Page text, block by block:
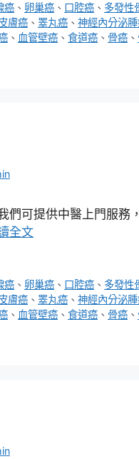
癌 、 卵巢癌 、 口腔癌 、 多發性
膚癌 、 睪丸癌 、 神經內分泌
、 血管壁癌 、 食道癌 、 骨癌 、
們可提供中醫上門服務
全文
癌 、 卵巢癌 、 口腔癌 、 多發性
膚癌 、 睪丸癌 、 神經內分泌
、 血管壁癌 、 食道癌 、 骨癌 、